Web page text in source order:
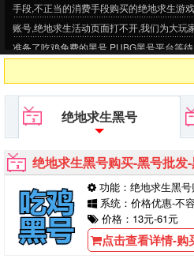
手段,不正当的消费手段购买的绝地求生游戏
账号,绝地求生活动页面打不开,我们为大玩
准备了吃鸡免费的黑号,PUBG黑号平台等待
绝地求生黑号
绝地求生黑号购买-黑号批发
功能：绝地求生黑
系统：价格优惠-不
价格：13元-61元
点击查看详情-购